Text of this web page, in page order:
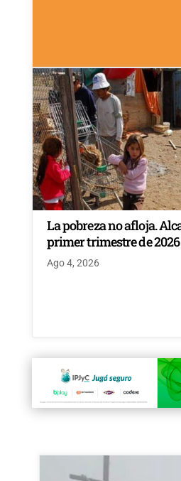
La pobreza no afloja.
primer trimestre de 2026
Ago 4, 2026